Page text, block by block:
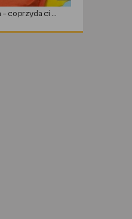
Wyprawka do liceum – co przyda ci się w roku szkolnym?